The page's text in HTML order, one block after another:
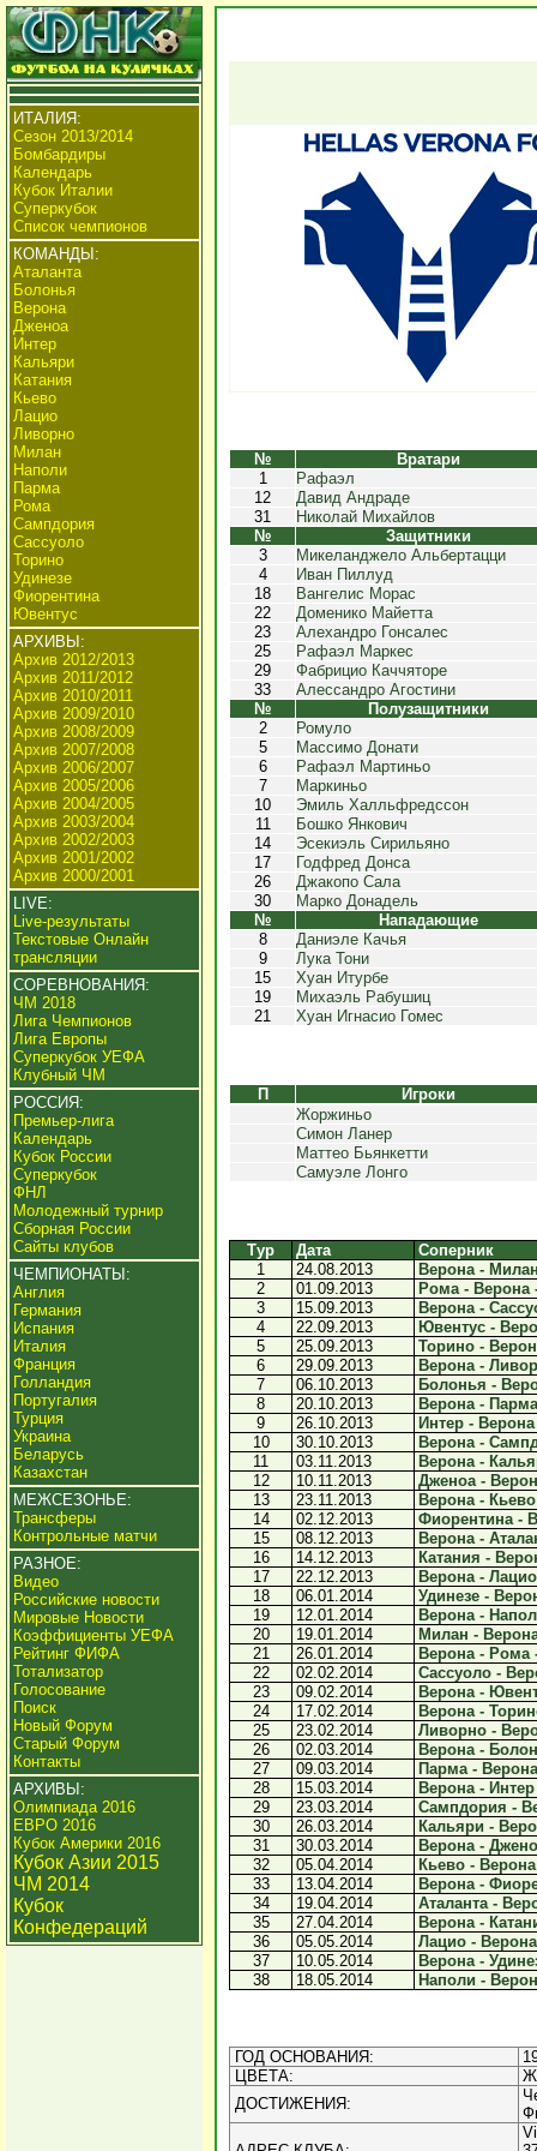
ИТАЛИЯ:
Сезон 2013/2014
Бомбардиры
Календарь
Кубок Италии
Суперкубок
Список чемпионов
КОМАНДЫ:
Аталанта
Болонья
Верона
Дженоа
Интер
Кальяри
Катания
Кьево
Лацио
Ливорно
Милан
Наполи
Парма
Рома
Сампдория
Сассуоло
Торино
Удинезе
Фиорентина
Ювентус
АРХИВЫ:
Архив 2012/2013
Архив 2011/2012
Архив 2010/2011
Архив 2009/2010
Архив 2008/2009
Архив 2007/2008
Архив 2006/2007
Архив 2005/2006
Архив 2004/2005
Архив 2003/2004
Архив 2002/2003
Архив 2001/2002
Архив 2000/2001
LIVE:
Live-результаты
Текстовые Онлайн
трансляции
СОРЕВНОВАНИЯ:
ЧМ 2018
Лига Чемпионов
Лига Европы
Суперкубок УЕФА
Клубный ЧМ
РОССИЯ:
Премьер-лига
Календарь
Кубок России
Суперкубок
ФНЛ
Молодежный турнир
Сборная России
Сайты клубов
ЧЕМПИОНАТЫ:
Англия
Германия
Испания
Италия
Франция
Голландия
Португалия
Турция
Украина
Беларусь
Казахстан
МЕЖСЕЗОНЬЕ:
Трансферы
Контрольные матчи
РАЗНОЕ:
Видео
Российские новости
Мировые Новости
Коэффициенты УЕФА
Рейтинг ФИФА
Тотализатор
Голосование
Поиск
Новый Форум
Старый Форум
Контакты
АРХИВЫ:
Олимпиада 2016
ЕВРО 2016
Кубок Америки 2016
Кубок Азии 2015
ЧМ 2014
Кубок
Конфедераций
№
Вратари
1
Рафаэл
12
Давид Андраде
31
Николай Михайлов
№
Защитники
3
Микеланджело Альбертацци
4
Иван Пиллуд
18
Вангелис Морас
22
Доменико Майетта
23
Алехандро Гонсалес
25
Рафаэл Маркес
29
Фабрицио Каччяторе
33
Алессандро Агостини
№
Полузащитники
2
Ромуло
5
Массимо Донати
6
Рафаэл Мартиньо
7
Маркиньо
10
Эмиль Халльфредссон
11
Бошко Янкович
14
Эсекиэль Сирильяно
17
Годфред Донса
26
Джакопо Сала
30
Марко Донадель
№
Нападающие
8
Даниэле Качья
9
Лука Тони
15
Хуан Итурбе
19
Михаэль Рабушиц
21
Хуан Игнасио Гомес
П
Игроки
Жоржиньо
Симон Ланер
Маттео Бьянкетти
Самуэле Лонго
Тур Дата
Соперник
1
24.08.2013
Верона -
2
01.09.2013
Рома - Верона
3
15.09.2013
Верона -
4
22.09.2013
Ювентус -
5
25.09.2013
Торино -
6
29.09.2013
Верона -
7
06.10.2013
Болонья -
8
20.10.2013
Верона -
9
26.10.2013
Интер -
10
30.10.2013
Верона -
11
03.11.2013
Верона -
12
10.11.2013
Дженоа -
13
23.11.2013
Верона -
14
02.12.2013
Фиорентина -
15
08.12.2013
Верона -
16
14.12.2013
Катания -
17
22.12.2013
Верона -
18
06.01.2014
Удинезе -
19
12.01.2014
Верона -
20
19.01.2014
Милан -
21
26.01.2014
Верона - Рома
22
02.02.2014
Сассуоло -
23
09.02.2014
Верона -
24
17.02.2014
Верона -
25
23.02.2014
Ливорно -
26
02.03.2014
Верона -
27
09.03.2014
Парма -
28
15.03.2014
Верона -
29
23.03.2014
Сампдория -
30
26.03.2014
Кальяри -
31
30.03.2014
Верона -
32
05.04.2014
Кьево -
33
13.04.2014
Верона -
34
19.04.2014
Аталанта -
35
27.04.2014
Верона -
36
05.05.2014
Лацио -
37
10.05.2014
Верона -
38
18.05.2014 Наполи -
ГОД ОСНОВАНИЯ:
ЦВЕТА:
ДОСТИЖЕНИЯ: